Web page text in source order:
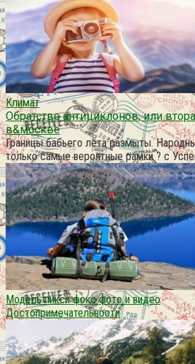
Климат
Обратстве антициклонов, или
в&москве
Границы бабьего лета размыты.
только самые вероятные рамки ? с
Модель пикси фокс фото и видео
Достопримечательности